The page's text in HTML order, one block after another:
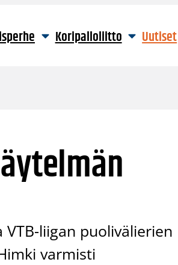
Koripalloliitto Uutiset
liigan puolivälierien
varmisti